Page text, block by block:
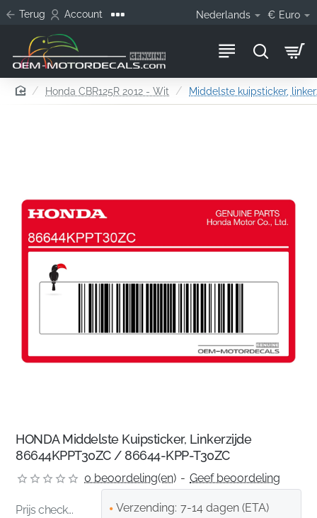
Terug Account Nederlands € Euro
homeHonda CBR125R 2012 - Wit Middelste kuipsticker,
HONDA Middelste Kuipsticker, Linkerzijde
86644KPPT30ZC / 86644-KPP-T30ZC
0 beoordeling(en) - Geef beoordeling
Prijs check... Verzending: 7-14 dagen (ETA)